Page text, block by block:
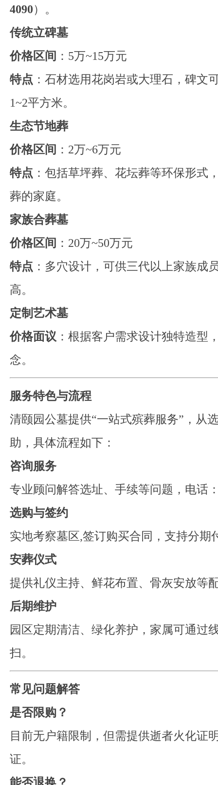
4090）。
传统立碑墓
价格区间 ：5万~15万元
特点 ：石材选用花岗岩或大理石，碑文
1~2平方米。
生态节地葬
价格区间 ：2万~6万元
特点 ：包括草坪葬、花坛葬等环保形式
葬的家庭。
家族合葬墓
价格区间 ：20万~50万元
特点 ：多穴设计，可供三代以上家族成
高。
定制艺术墓
价格面议 ：根据客户需求设计独特造型
念。
服务特色与流程
清颐园公墓提供“一站式殡葬服务”，从
助，具体流程如下：
咨询服务
专业顾问解答选址、手续等问题，电话
选购与签约
实地考察墓区,签订购买合同，支持分期
安葬仪式
提供礼仪主持、鲜花布置、骨灰安放等
后期维护
园区定期清洁、绿化养护，家属可通过
扫。
常见问题解答
是否限购？
目前无户籍限制，但需提供逝者火化证
证。